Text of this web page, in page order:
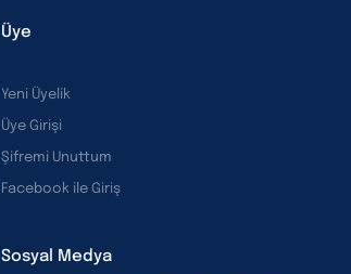
Üye
Yeni Üyelik
Üye Girişi
Şifremi Unuttum
Facebook ile Giriş
Sosyal Medya